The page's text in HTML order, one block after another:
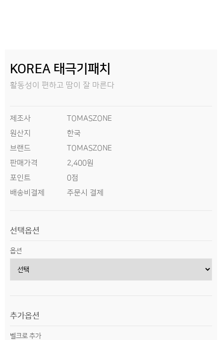
KOREA 태극기패치
활동성이 편하고 땀이 잘 마른다
제조사
TOMASZONE
원산지
한국
브랜드
TOMASZONE
판매가격
2,400원
포인트
0점
배송비결제
주문시 결제
선택옵션
옵션
추가옵션
벨크로 추가